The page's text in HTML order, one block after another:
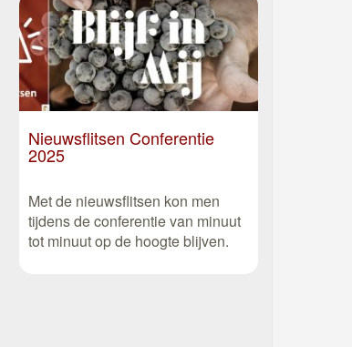
Nieuwsflitsen Conferentie
2025
Met de nieuwsflitsen kon men
tijdens de conferentie van minuut
tot minuut op de hoogte blijven.